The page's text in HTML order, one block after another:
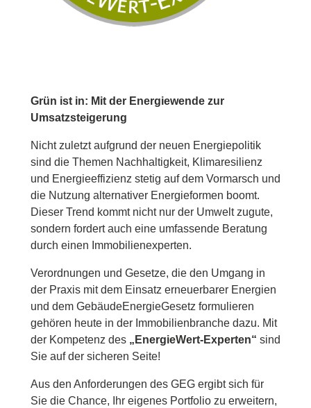
Grün ist in: Mit der Energiewende zur
Umsatzsteigerung
Nicht zuletzt aufgrund der neuen Energiepolitik
sind die Themen Nachhaltigkeit, Klimaresilienz
und Energieeffizienz stetig auf dem Vormarsch und
die Nutzung alternativer Energieformen boomt.
Dieser Trend kommt nicht nur der Umwelt zugute,
sondern fordert auch eine umfassende Beratung
durch einen Immobilienexperten.
Verordnungen und Gesetze, die den Umgang in
der Praxis mit dem Einsatz erneuerbarer Energien
und dem GebäudeEnergieGesetz formulieren
gehören heute in der Immobilienbranche dazu. Mit
der Kompetenz des „EnergieWert-Experten“ sind
Sie auf der sicheren Seite!
Aus den Anforderungen des GEG ergibt sich für
Sie die Chance, Ihr eigenes Portfolio zu erweitern,